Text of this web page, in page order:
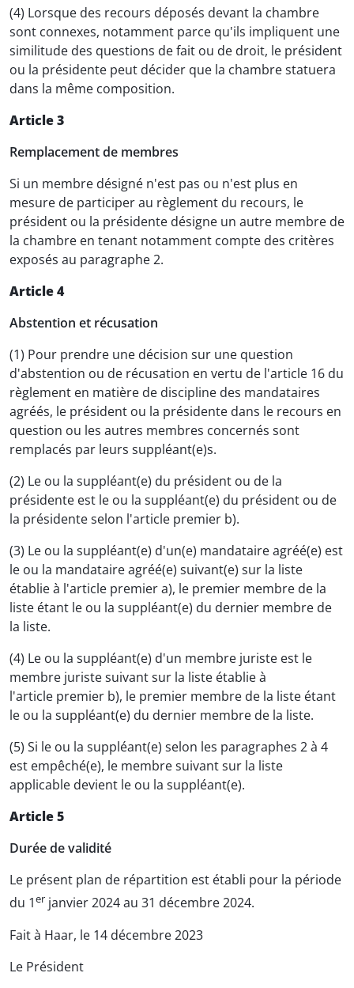
(4) Lorsque des recours déposés devant la chambre
sont connexes, notamment parce qu'ils impliquent une
similitude des questions de fait ou de droit, le président
ou la présidente peut décider que la chambre statuera
dans la même composition.
Article 3
Remplacement de membres
Si un membre désigné n'est pas ou n'est plus en
mesure de participer au règlement du recours, le
président ou la présidente désigne un autre membre de
la chambre en tenant notamment compte des critères
exposés au paragraphe 2.
Article 4
Abstention et récusation
(1) Pour prendre une décision sur une question
d'abstention ou de récusation en vertu de l'article 16 du
règlement en matière de discipline des mandataires
agréés, le président ou la présidente dans le recours en
question ou les autres membres concernés sont
remplacés par leurs suppléant(e)s.
(2) Le ou la suppléant(e) du président ou de la
présidente est le ou la suppléant(e) du président ou de
la présidente selon l'article premier b).
(3) Le ou la suppléant(e) d'un(e) mandataire agréé(e) est
le ou la mandataire agréé(e) suivant(e) sur la liste
établie à l'article premier a), le premier membre de la
liste étant le ou la suppléant(e) du dernier membre de
la liste.
(4) Le ou la suppléant(e) d'un membre juriste est le
membre juriste suivant sur la liste établie à
l'article premier b), le premier membre de la liste étant
le ou la suppléant(e) du dernier membre de la liste.
(5) Si le ou la suppléant(e) selon les paragraphes 2 à 4
est empêché(e), le membre suivant sur la liste
applicable devient le ou la suppléant(e).
Article 5
Durée de validité
Le présent plan de répartition est établi pour la période
du 1er janvier 2024 au 31 décembre 2024.
Fait à Haar, le 14 décembre 2023
Le Président